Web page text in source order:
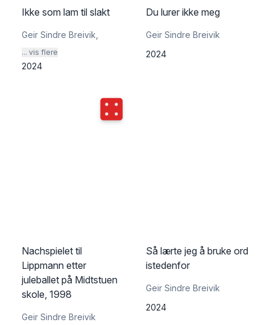
Ikke som lam til slakt
Geir Sindre Breivik
... vis flere
2024
Du lurer ikke meg
Geir Sindre Breivik
2024
Terningkast
Nachspielet til
Lippmann etter
juleballet på Midtstuen
skole, 1998
Geir Sindre Breivik
Så lærte jeg å bruke ord
istedenfor
Geir Sindre Breivik
2024